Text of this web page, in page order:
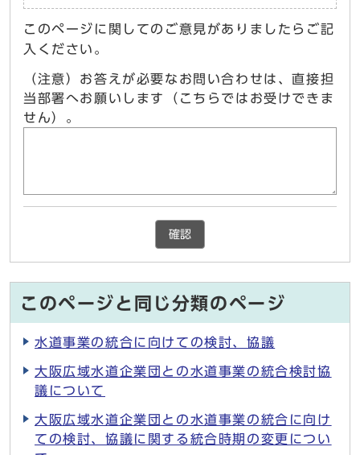
このページに関してのご意見がありましたらご記
入ください。
（注意）お答えが必要なお問い合わせは、直接担
当部署へお願いします（こちらではお受けできま
せん）。
確認
このページと同じ分類のページ
水道事業の統合に向けての検討、協議
大阪広域水道企業団との水道事業の統合検討協
議について
大阪広域水道企業団との水道事業の統合に向け
ての検討、協議に関する統合時期の変更につい